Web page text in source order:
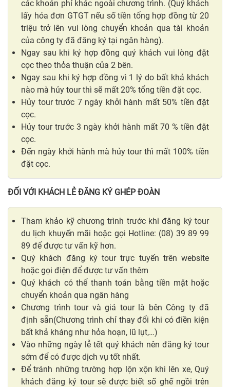
các khoản phí khác ngoài chương trình. (Quý khách
lấy hóa đơn GTGT nếu số tiền tổng hợp đồng từ 20
triệu trở lên vui lòng chuyển khoản qua tài khoản
của công ty đã đăng ký tại ngân hàng).
Ngay sau khi ký hợp đồng quý khách vui lòng đặt
cọc theo thỏa thuận của 2 bên.
Ngay sau khi ký hợp đồng vì 1 lý do bất khả khách
nào mà hủy tour thì sẽ mất 20% tổng tiền đặt cọc.
Hủy tour trước 7 ngày khởi hành mất 50% tiền đặt
cọc.
Hủy tour trước 3 ngày khởi hành mất 70 % tiền đặt
cọc.
Đến ngày khởi hành mà hủy tour thì mất 100% tiền
đặt cọc.
ĐỐI VỚI KHÁCH LẺ ĐĂNG KÝ GHÉP ĐOÀN
Tham khảo kỹ chương trình trước khi đăng ký tour
du lịch khuyến mãi hoặc gọi Hotline: (08) 39 89 99
89 để được tư vấn kỹ hơn.
Quý khách đăng ký tour trực tuyến trên website
hoặc gọi điện để được tư vấn thêm
Quý khách có thể thanh toán bằng tiền mặt hoặc
chuyển khoản qua ngân hàng
Chương trình tour và giá tour là bên Công ty đã
định sẵn(Chương trình chỉ thay đổi khi có điền kiện
bất khả kháng như hỏa hoạn, lũ lụt,…)
Vào những ngày lễ tết quý khách nên đăng ký tour
sớm để có được dịch vụ tốt nhất.
Để tránh những trường hợp lộn xộn khi lên xe, Quý
khách đăng ký tour sẽ được biết số ghế ngồi trên